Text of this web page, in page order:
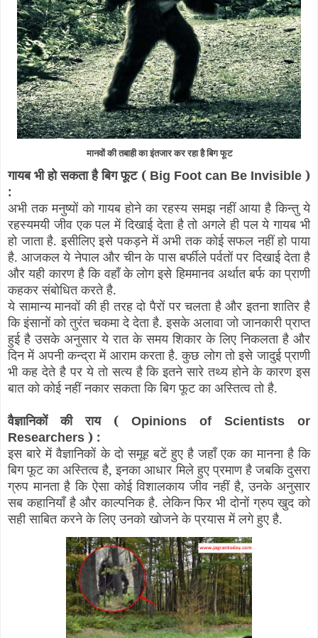
मानवों की तबाही का इंतजार कर रहा है बिग फूट
गायब भी हो सकता है बिग फूट (Big Foot can Be Invisible)
:
अभी तक मनुष्यों को गायब होने का रहस्य समझ नहीं आया है किन्तु ये
रहस्यमयी जीव एक पल में दिखाई देता है तो अगले ही पल ये गायब भी
हो जाता है. इसीलिए इसे पकड़ने में अभी तक कोई सफल नहीं हो पाया
है. आजकल ये नेपाल और चीन के पास बर्फीले पर्वतों पर दिखाई देता है
और यही कारण है कि वहाँ के लोग इसे हिममानव अर्थात बर्फ का प्राणी
कहकर संबोधित करते है.
ये सामान्य मानवों की ही तरह दो पैरों पर चलता है और इतना शातिर है
कि इंसानों को तुरंत चकमा दे देता है. इसके अलावा जो जानकारी प्राप्त
हुई है उसके अनुसार ये रात के समय शिकार के लिए निकलता है और
दिन में अपनी कन्द्रा में आराम करता है. कुछ लोग तो इसे जादुई प्राणी
भी कह देते है पर ये तो सत्य है कि इतने सारे तथ्य होने के कारण इस
बात को कोई नहीं नकार सकता कि बिग फूट का अस्तित्व तो है.
वैज्ञानिकों की राय ( Opinions of Scientists or
Researchers ) :
इस बारे में वैज्ञानिकों के दो समूह बटें हुए है जहाँ एक का मानना है कि
बिग फूट का अस्तित्व है, इनका आधार मिले हुए प्रमाण है जबकि दुसरा
ग्रुप मानता है कि ऐसा कोई विशालकाय जीव नहीं है, उनके अनुसार
सब कहानियाँ है और काल्पनिक है. लेकिन फिर भी दोनों ग्रुप खुद को
सही साबित करने के लिए उनको खोजने के प्रयास में लगे हुए है.